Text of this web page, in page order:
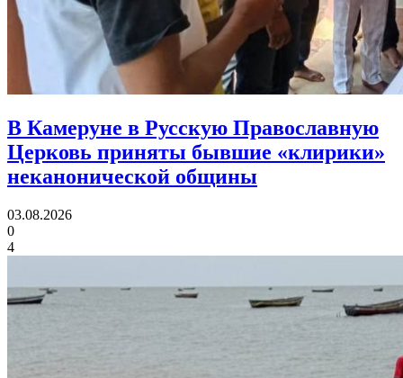
В Камеруне в Русскую Православную
Церковь приняты бывшие «клирики»
неканонической общины
03.08.2026
0
4